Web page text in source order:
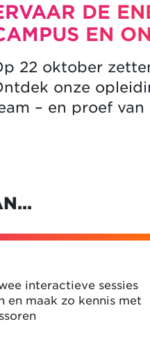
DE
EN
22 oktober
onze
– en proef
interactieve sessies
en maak zo kennis met